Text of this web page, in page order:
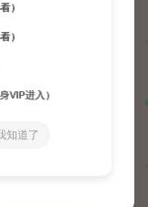
）
）
VIP进入）
知道了